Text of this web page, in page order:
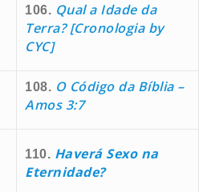
106. Qual a Idade da
Terra? [Cronologia by
CYC]
108. O Código da Bíblia –
Amos 3:7
110. Haverá Sexo na
Eternidade?